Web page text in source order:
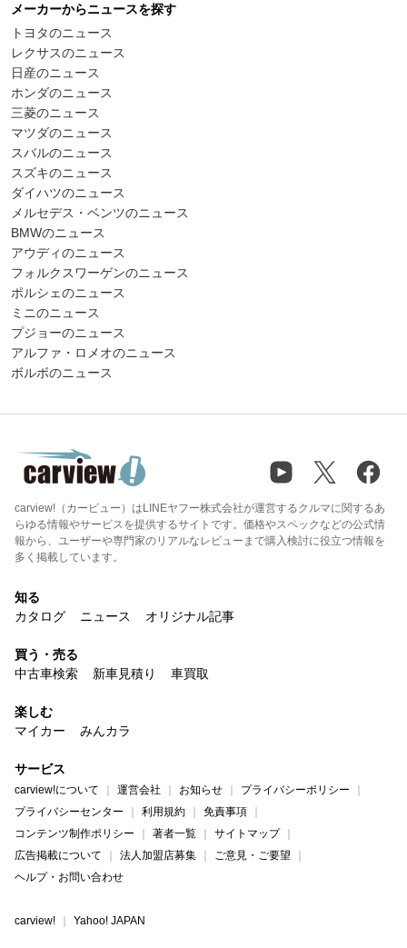
メーカーからニュースを探す
トヨタのニュース
レクサスのニュース
日産のニュース
ホンダのニュース
三菱のニュース
マツダのニュース
スバルのニュース
スズキのニュース
ダイハツのニュース
メルセデス・ベンツのニュース
BMWのニュース
アウディのニュース
フォルクスワーゲンのニュース
ポルシェのニュース
ミニのニュース
プジョーのニュース
アルファ・ロメオのニュース
ボルボのニュース
carview!（カービュー）はLINEヤフー株式会社が運営するクルマに関するあ
らゆる情報やサービスを提供するサイトです。価格やスペックなどの公式情
報から、ユーザーや専門家のリアルなレビューまで購入検討に役立つ情報を
多く掲載しています。
知る
カタログ
ニュース オリジナル記事
買う・売る
中古車検索
新車見積り 車買取
楽しむ
マイカー
みんカラ
サービス
carview!について 運営会社 お知らせ
プライバシーポリシー
プライバシーセンター
利用規約
免責事項
コンテンツ制作ポリシー
著者一覧
サイトマップ
広告掲載について
法人加盟店募集
ご意見・ご要望
ヘルプ・お問い合わせ
carview! Yahoo! JAPAN